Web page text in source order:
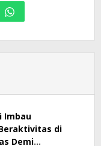
Imbau
di
Demi